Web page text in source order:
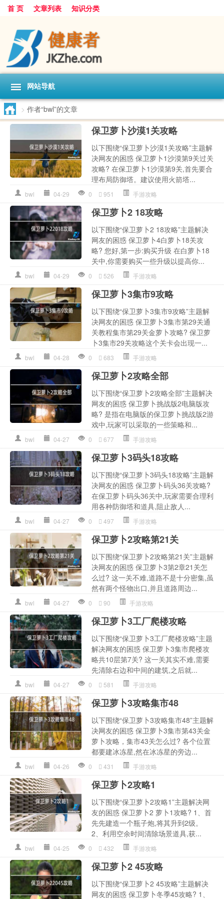
首 页 文章列表 知识分类
网站导航
> 作者“bwl”的文章
保卫萝卜沙漠1关攻略
以下围绕“保卫萝卜沙漠1关攻略”主题解
决网友的困惑 保卫萝卜1沙漠第9关过关
攻略? 在保卫萝卜1沙漠第9关,首先要合
理布局防御塔。建议使用火箭塔...
bwl 04-29 0 951 手游攻略
保卫萝卜2 18攻略
以下围绕“保卫萝卜2 18攻略”主题解决
网友的困惑 保卫萝卜4白萝卜18关攻
略? 您好,第一步:购买升级 在白萝卜18
关中,你需要购买一些升级以提高你...
bwl 04-29 0 526 手游攻略
保卫萝卜3集市9攻略
以下围绕“保卫萝卜3集市9攻略”主题解
决网友的困惑 保卫萝卜3集市第29关通
关教程集市第29关金萝卜攻略? 保卫萝
卜3集市29关攻略这个关卡会出现一...
bwl 04-28 0 683 手游攻略
保卫萝卜2攻略全部
以下围绕“保卫萝卜2攻略全部”主题解决
网友的困惑 保卫萝卜挑战版2电脑版攻
略? 是指在电脑版的保卫萝卜挑战版2游
戏中,玩家可以采取的一些策略和...
bwl 04-27 0 677 手游攻略
保卫萝卜3码头18攻略
以下围绕“保卫萝卜3码头18攻略”主题解
决网友的困惑 保卫萝卜码头36关攻略?
在保卫萝卜码头36关中,玩家需要合理利
用各种防御塔和道具,阻止敌人...
bwl 04-27 0 497 手游攻略
保卫萝卜2攻略第21关
以下围绕“保卫萝卜2攻略第21关”主题解
决网友的困惑 保卫萝卜3第2章21关怎
么过? 这一关不难,道路不是十分密集,虽
然有两个怪物出口,并且道路周边...
bwl 04-27 0 90 手游攻略
保卫萝卜3工厂爬楼攻略
以下围绕“保卫萝卜3工厂爬楼攻略”主题
解决网友的困惑 保卫萝卜3集市爬楼攻
略共10层第7关? 这一关其实不难,需要
先清除右边和中间的建筑,之后就...
bwl 04-27 0 581 手游攻略
保卫萝卜3攻略集市48
以下围绕“保卫萝卜3攻略集市48”主题解
决网友的困惑 保卫萝卜3集市第43关金
萝卜攻略，集市43关怎么过? 各个位置
都要建冰冻星,然在冰冻星的旁边...
bwl 04-26 0 431 手游攻略
保卫萝卜2攻略1
以下围绕“保卫萝卜2攻略1”主题解决网
友的困惑 保卫萝卜2 萝卜1攻略? 1、首
先先建造一个瓶子炮,将其升到2级。
2、利用空余时间清除场景道具,获...
bwl 04-25 0 432 手游攻略
保卫萝卜2 45攻略
以下围绕“保卫萝卜2 45攻略”主题解决
网友的困惑 保卫萝卜冬季45攻略? 1、